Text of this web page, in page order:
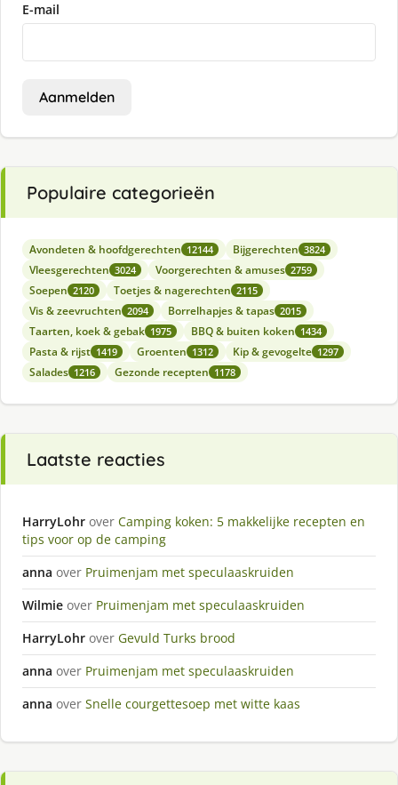
E-mail
Aanmelden
Populaire categorieën
Avondeten & hoofdgerechten 12144 Bijgerechten 3824
Vleesgerechten 3024 Voorgerechten & amuses 2759
Soepen 2120 Toetjes & nagerechten 2115
Vis & zeevruchten 2094 Borrelhapjes & tapas 2015
Taarten, koek & gebak 1975 BBQ & buiten koken 1434
Pasta & rijst 1419 Groenten 1312 Kip & gevogelte 1297
Salades 1216 Gezonde recepten 1178
Laatste reacties
HarryLohr over Camping koken: 5 makkelijke recepten en
tips voor op de camping
anna over Pruimenjam met speculaaskruiden
Wilmie over Pruimenjam met speculaaskruiden
HarryLohr over Gevuld Turks brood
anna over Pruimenjam met speculaaskruiden
anna over Snelle courgettesoep met witte kaas